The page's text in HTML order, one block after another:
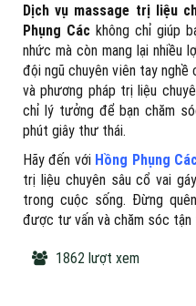
Dịch vụ massage trị liệu
Phụng Các không chỉ giúp
nhức mà còn mang lại nhiều
đội ngũ chuyên viên tay
và phương pháp trị liệu
chỉ lý tưởng để bạn chăm
phút giây thư thái.
Hãy đến với Hồng Phụng Các
trị liệu chuyên sâu cổ vai
trong cuộc sống. Đừng
được tư vấn và chăm sóc tận
1862 lượt xem